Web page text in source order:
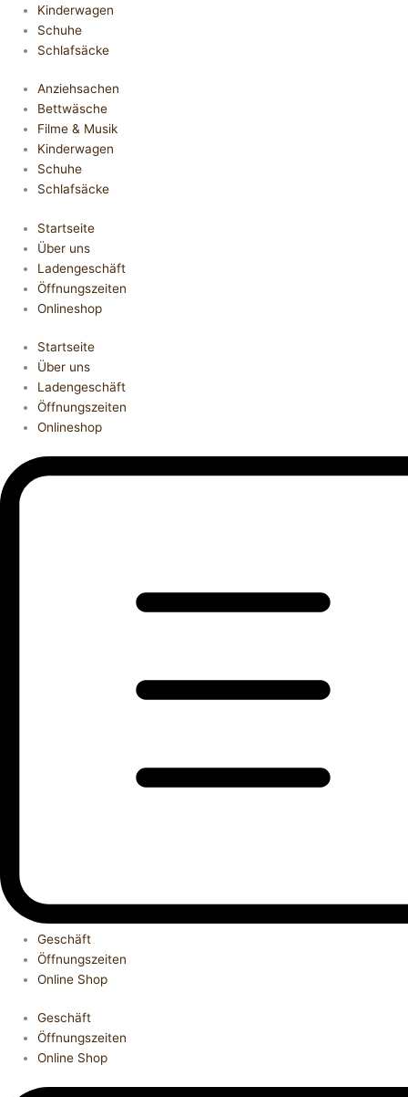
Kinderwagen
Schuhe
Schlafsäcke
Anziehsachen
Bettwäsche
Filme & Musik
Kinderwagen
Schuhe
Schlafsäcke
Startseite
Über uns
Ladengeschäft
Öffnungszeiten
Onlineshop
Startseite
Über uns
Ladengeschäft
Öffnungszeiten
Onlineshop
Geschäft
Öffnungszeiten
Online Shop
Geschäft
Öffnungszeiten
Online Shop